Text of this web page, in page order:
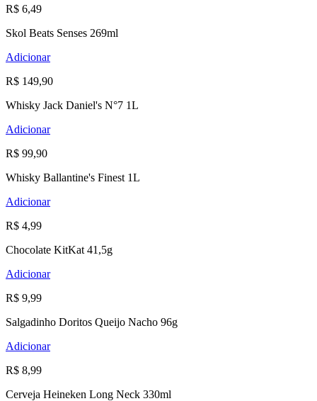
R$ 6,49
Skol Beats Senses 269ml
Adicionar
R$ 149,90
Whisky Jack Daniel's N°7 1L
Adicionar
R$ 99,90
Whisky Ballantine's Finest 1L
Adicionar
R$ 4,99
Chocolate KitKat 41,5g
Adicionar
R$ 9,99
Salgadinho Doritos Queijo Nacho 96g
Adicionar
R$ 8,99
Cerveja Heineken Long Neck 330ml